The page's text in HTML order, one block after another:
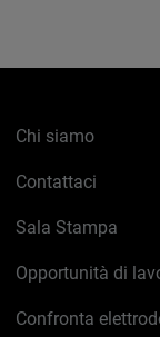
Chi siamo
Contattaci
Sala Stampa
Opportunità di
Confronta